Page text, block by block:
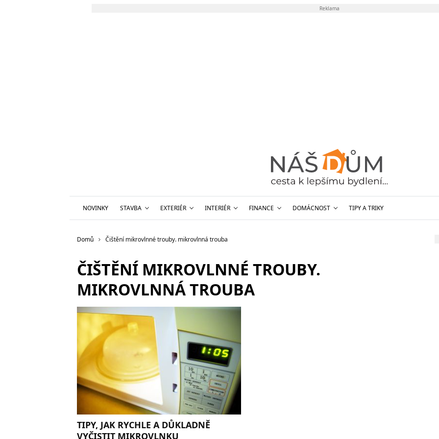
Reklama
NOVINKY STAVBA EXTERIÉR INTERIÉR FINANCE DOMÁCNOST TIPY A TRIKY
Domů Čištění mikrovlnné trouby. mikrovlnná trouba
ČIŠTĚNÍ MIKROVLNNÉ TROUBY.
MIKROVLNNÁ TROUBA
TIPY, JAK RYCHLE A DŮKLADNĚ
VYČISTIT MIKROVLNKU